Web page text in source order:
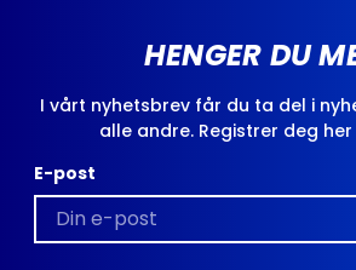
HENGER DU
I vårt nyhetsbrev får du ta del i
alle andre. Registrer deg
E-post